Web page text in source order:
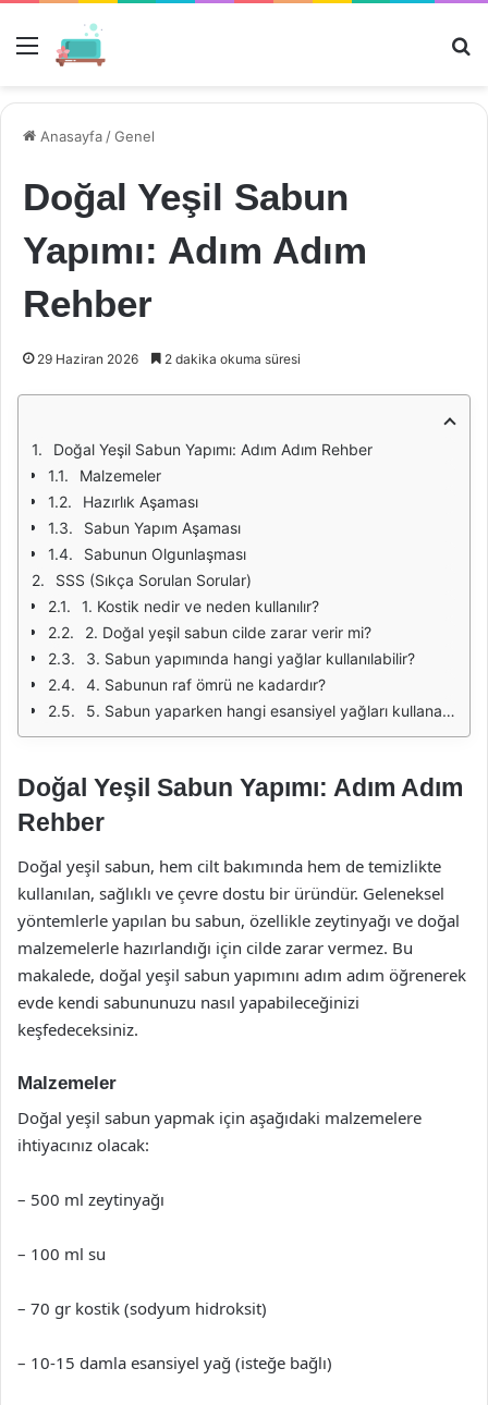
Menü
Anasayfa /Genel
Doğal Yeşil Sabun
Yapımı: Adım Adım
Rehber
29 Haziran 2026 2 dakika okuma süresi
Doğal Yeşil Sabun Yapımı: Adım Adım Rehber
Malzemeler
Hazırlık Aşaması
Sabun Yapım Aşaması
Sabunun Olgunlaşması
SSS (Sıkça Sorulan Sorular)
1. Kostik nedir ve neden kullanılır?
2. Doğal yeşil sabun cilde zarar verir mi?
3. Sabun yapımında hangi yağlar kullanılabilir?
4. Sabunun raf ömrü ne kadardır?
5. Sabun yaparken hangi esansiyel yağları kullanabilirim?
Doğal Yeşil Sabun Yapımı: Adım Adım
Rehber
Doğal yeşil sabun, hem cilt bakımında hem de temizlikte
kullanılan, sağlıklı ve çevre dostu bir üründür. Geleneksel
yöntemlerle yapılan bu sabun, özellikle zeytinyağı ve doğal
malzemelerle hazırlandığı için cilde zarar vermez. Bu
makalede, doğal yeşil sabun yapımını adım adım öğrenerek
evde kendi sabununuzu nasıl yapabileceğinizi
keşfedeceksiniz.
Malzemeler
Doğal yeşil sabun yapmak için aşağıdaki malzemelere
ihtiyacınız olacak:
– 500 ml zeytinyağı
– 100 ml su
– 70 gr kostik (sodyum hidroksit)
– 10-15 damla esansiyel yağ (isteğe bağlı)